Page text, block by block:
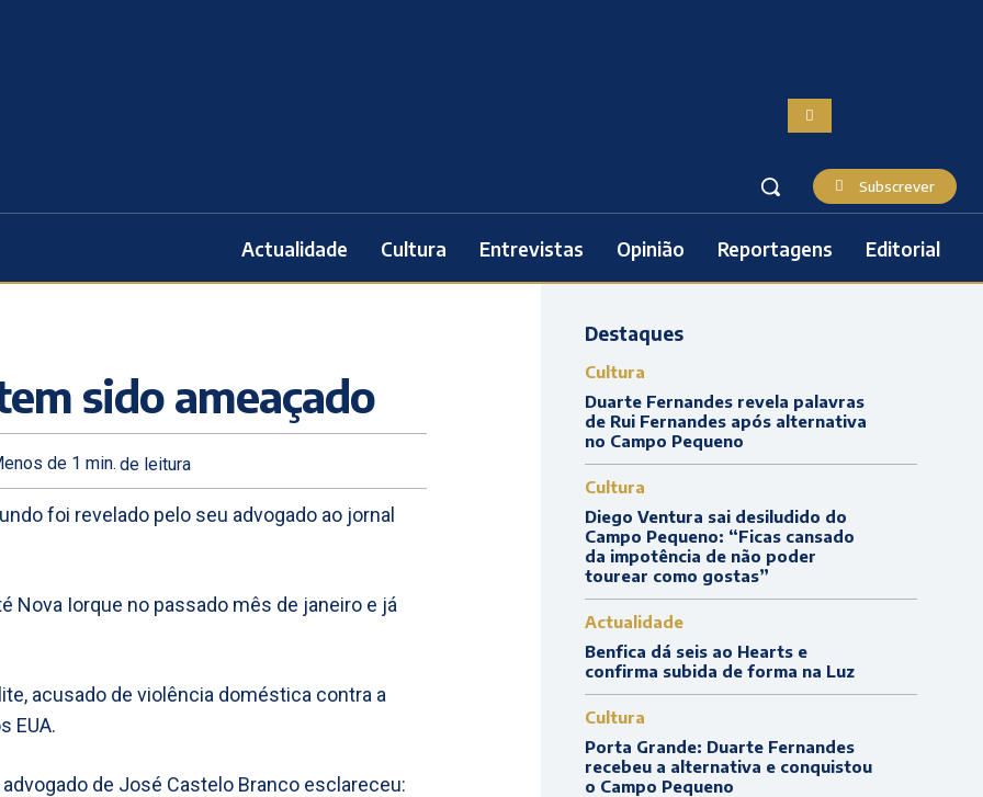
Subscrever
Actualidade Cultura Entrevistas Opinião Reportagens Editorial
sido ameaçado
de 1 min. de leitura
foi revelado pelo seu advogado ao jornal
Nova Iorque no passado mês de janeiro e já
acusado de violência doméstica contra a
EUA.
de José Castelo Branco esclareceu:
Destaques
Cultura
Duarte Fernandes revela palavras
de Rui Fernandes após alternativa
no Campo Pequeno
Cultura
Diego Ventura sai desiludido do
Campo Pequeno: “Ficas cansado
da impotência de não poder
tourear como gostas”
Actualidade
Benfica dá seis ao Hearts e
confirma subida de forma na Luz
Cultura
Porta Grande: Duarte Fernandes
recebeu a alternativa e conquistou
o Campo Pequeno